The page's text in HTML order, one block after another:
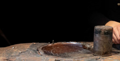
張永春：支持澳門更好融入服務國